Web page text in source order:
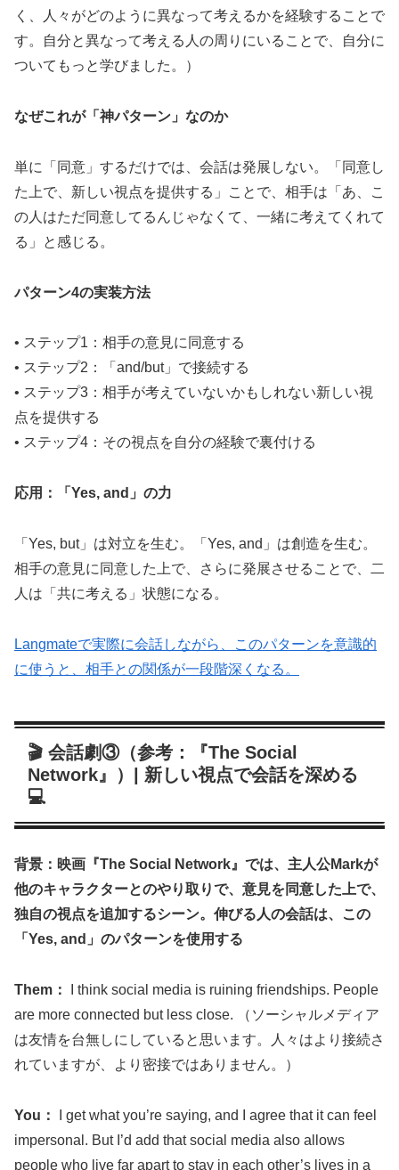
く、人々がどのように異なって考えるかを経験することで
す。自分と異なって考える人の周りにいることで、自分に
ついてもっと学びました。）
なぜこれが「神パターン」なのか
単に「同意」するだけでは、会話は発展しない。「同意し
た上で、新しい視点を提供する」ことで、相手は「あ、こ
の人はただ同意してるんじゃなくて、一緒に考えてくれて
る」と感じる。
パターン4の実装方法
• ステップ1：相手の意見に同意する
• ステップ2：「and/but」で接続する
• ステップ3：相手が考えていないかもしれない新しい視
点を提供する
• ステップ4：その視点を自分の経験で裏付ける
応用：「Yes, and」の力
「Yes, but」は対立を生む。「Yes, and」は創造を生む。
相手の意見に同意した上で、さらに発展させることで、二
人は「共に考える」状態になる。
Langmateで実際に会話しながら、このパターンを意識的
に使うと、相手との関係が一段階深くなる。
🎬 会話劇③（参考：『The Social
Network』）| 新しい視点で会話を深める
💻
背景：映画『The Social Network』では、主人公Markが
他のキャラクターとのやり取りで、意見を同意した上で、
独自の視点を追加するシーン。伸びる人の会話は、この
「Yes, and」のパターンを使用する
Them：
I think social media is ruining friendships. People
are more connected but less close. （ソーシャルメディア
は友情を台無しにしていると思います。人々はより接続さ
れていますが、より密接ではありません。）
You：
I get what you’re saying, and I agree that it can feel
impersonal. But I’d add that social media also allows
people who live far apart to stay in each other’s lives in a